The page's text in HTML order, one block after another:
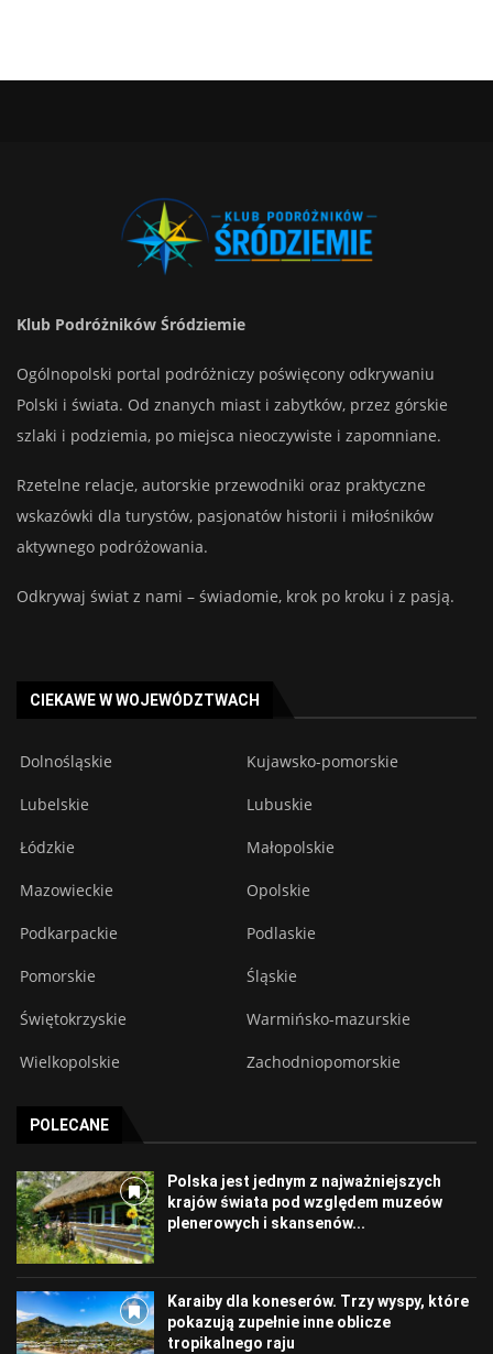
Klub Podróżników Śródziemie
Ogólnopolski portal podróżniczy poświęcony odkrywaniu
Polski i świata. Od znanych miast i zabytków, przez górskie
szlaki i podziemia, po miejsca nieoczywiste i zapomniane.
Rzetelne relacje, autorskie przewodniki oraz praktyczne
wskazówki dla turystów, pasjonatów historii i miłośników
aktywnego podróżowania.
Odkrywaj świat z nami – świadomie, krok po kroku i z pasją.
CIEKAWE W WOJEWÓDZTWACH
Dolnośląskie Kujawsko-pomorskie
Lubelskie Lubuskie
Łódzkie Małopolskie
Mazowieckie Opolskie
Podkarpackie Podlaskie
Pomorskie Śląskie
Świętokrzyskie Warmińsko-mazurskie
Wielkopolskie Zachodniopomorskie
POLECANE
Polska jest jednym z najważniejszych
krajów świata pod względem muzeów
plenerowych i skansenów...
Karaiby dla koneserów. Trzy wyspy, które
pokazują zupełnie inne oblicze
tropikalnego raju